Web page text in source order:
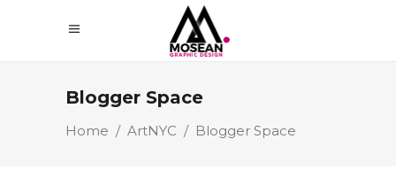
Blogger Space
Home / ArtNYC / Blogger Space